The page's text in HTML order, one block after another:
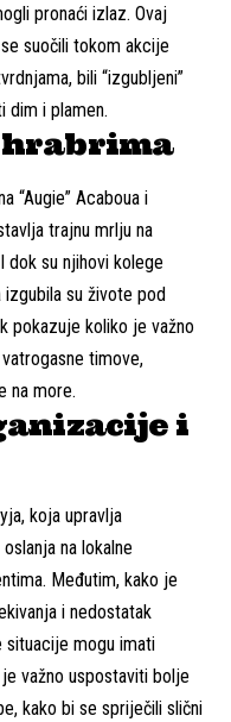
pronaći izlaz. Ovaj
suočili tokom akcije
bili “izgubljeni”
dim i plamen.
hrabrima
“Augie” Acaboua i
trajnu mrlju na
dok su njihovi kolege
izgubila su živote pod
pokazuje koliko je važno
timove,
na more.
i
koja upravlja
na lokalne
Međutim, kako je
i nedostatak
situacije mogu imati
važno uspostaviti bolje
kako bi se spriječili slični